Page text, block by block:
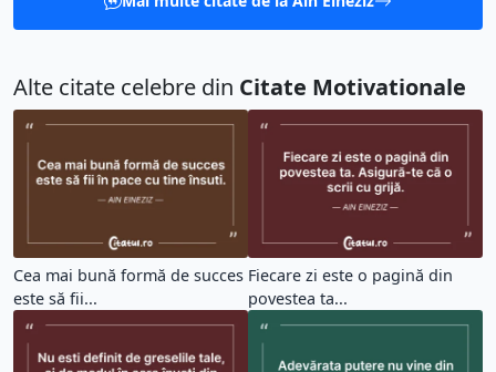
Alte citate celebre din Citate Motivationale
Cea mai bună formă de succes
este să fii...
Fiecare zi este o pagină din
povestea ta...